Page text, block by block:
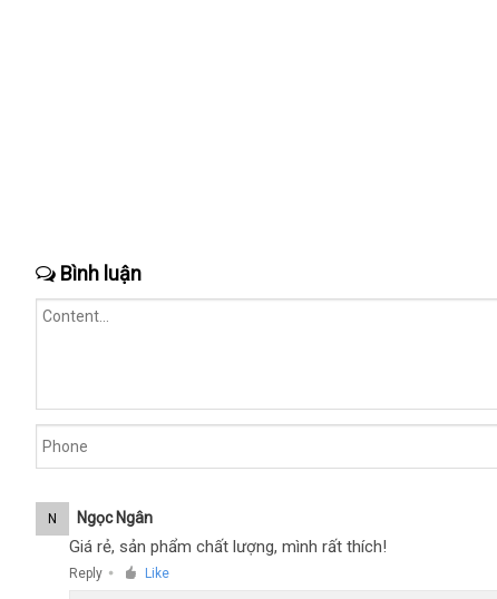
Bình luận
N Ngọc Ngân
Giá rẻ, sản phẩm chất lượng, mình rất thích!
Reply ● Like